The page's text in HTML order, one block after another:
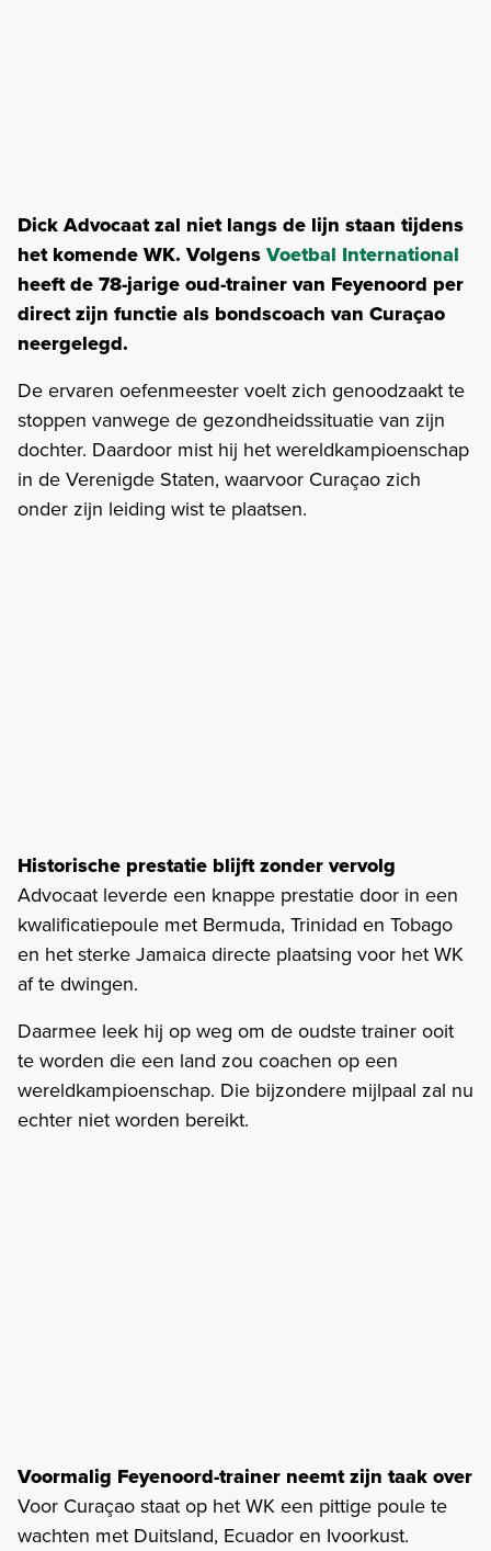
Dick Advocaat zal niet langs de lijn staan tijdens
het komende WK. VolgensVoetbal International
heeft de 78-jarige oud-trainer van Feyenoord per
direct zijn functie als bondscoach van Curaçao
neergelegd.
De ervaren oefenmeester voelt zich genoodzaakt te
stoppen vanwege de gezondheidssituatie van zijn
dochter. Daardoor mist hij het wereldkampioenschap
in de Verenigde Staten, waarvoor Curaçao zich
onder zijn leiding wist te plaatsen.
Historische prestatie blijft zonder vervolg
Advocaat leverde een knappe prestatie door in een
kwalificatiepoule met Bermuda, Trinidad en Tobago
en het sterke Jamaica directe plaatsing voor het WK
af te dwingen.
Daarmee leek hij op weg om de oudste trainer ooit
te worden die een land zou coachen op een
wereldkampioenschap. Die bijzondere mijlpaal zal nu
echter niet worden bereikt.
Voormalig Feyenoord-trainer neemt zijn taak over
Voor Curaçao staat op het WK een pittige poule te
wachten met Duitsland, Ecuador en Ivoorkust.